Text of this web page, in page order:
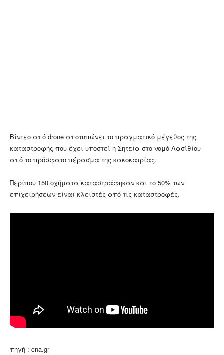
Βίντεο από drone αποτυπώνει το πραγματικό μέγεθος της
καταστροφής που έχει υποστεί η Σητεία στο νομό Λασίθίου
από το πρόσφατο πέρασμα της κακοκαιρίας.
Περίπου 150 οχήματα καταστράφηκαν και το 50% των
επιχειρήσεων είναι κλειστές από τις καταστροφές.
πηγή : cna.gr